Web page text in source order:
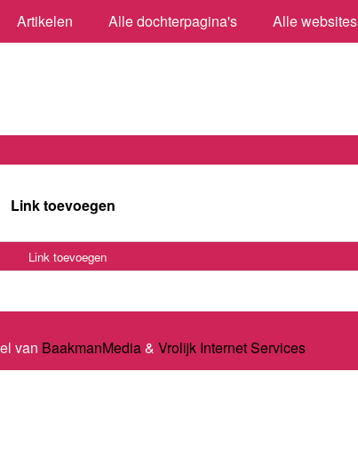
Artikelen Alle dochterpagina's Alle websites
Link toevoegen
Link toevoegen
van BaakmanMedia& Vrolijk Internet Services